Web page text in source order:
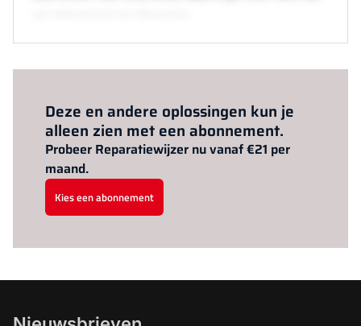
Deze en andere oplossingen kun je
alleen zien met een abonnement.
Probeer Reparatiewijzer nu vanaf €21 per
maand.
Kies een abonnement